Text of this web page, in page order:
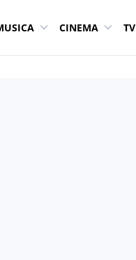
CINEMA TV